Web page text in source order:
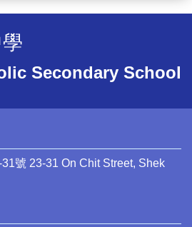
Secondary School
號 23-31 On Chit Street, Shek